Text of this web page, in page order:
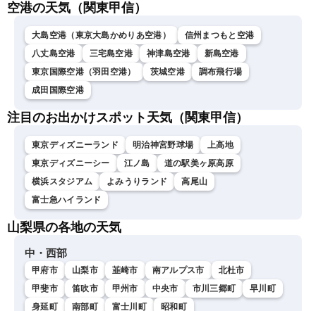
空港の天気（関東甲信）
大島空港（東京大島かめりあ空港）
信州まつもと空港
八丈島空港
三宅島空港 神津島空港
新島空港
東京国際空港（羽田空港）
茨城空港
調布飛行場
成田国際空港
注目のお出かけスポット天気（関東甲信）
東京ディズニーランド 明治神宮野球場
上高地
東京ディズニーシー
江ノ島
道の駅美ヶ原高原
横浜スタジアム
よみうりランド
高尾山
富士急ハイランド
山梨県の各地の天気
中・西部
甲府市 山梨市 韮崎市 南アルプス市
北杜市
甲斐市
笛吹市 甲州市 中央市 市川三郷町
早川町
身延町
南部町 富士川町 昭和町